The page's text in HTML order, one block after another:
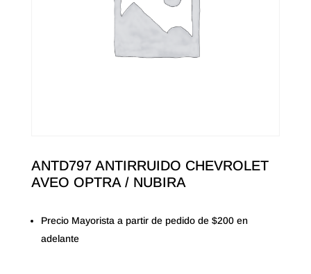
ANTD797 ANTIRRUIDO CHEVROLET
AVEO OPTRA / NUBIRA
Precio Mayorista a partir de pedido de $200 en
adelante